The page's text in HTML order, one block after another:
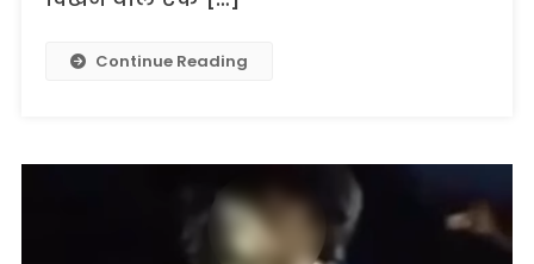
Continue Reading